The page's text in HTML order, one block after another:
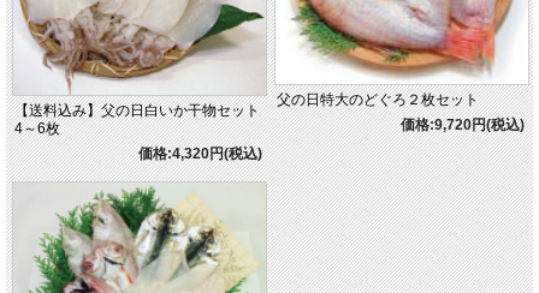
【送料込み】父の日白いか干物セット
4～6枚
価格:4,320円(税込)
父の日特大のどぐろ２枚セット
価格:9,720円(税込)